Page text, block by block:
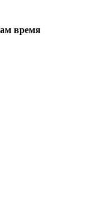
время